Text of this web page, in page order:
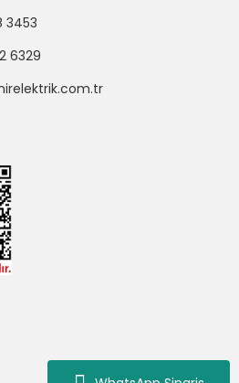
3453
6329